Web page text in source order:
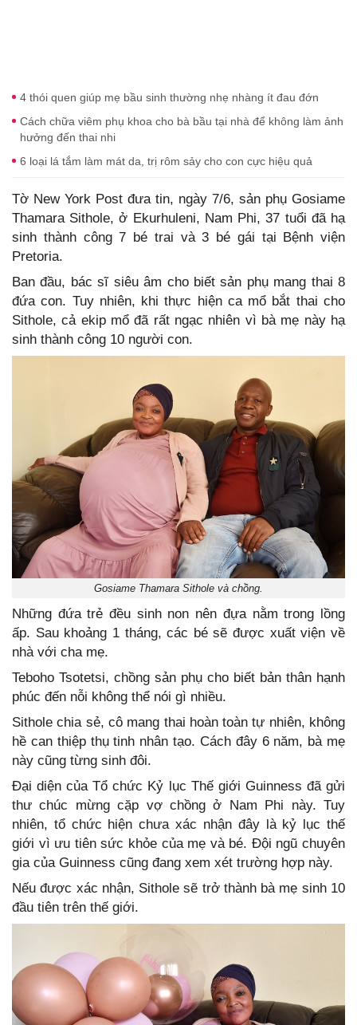
4 thói quen giúp mẹ bầu sinh thường nhẹ nhàng ít đau đớn
Cách chữa viêm phụ khoa cho bà bầu tại nhà để không làm ảnh
hưởng đến thai nhi
6 loại lá tắm làm mát da, trị rôm sảy cho con cực hiệu quả
Tờ New York Post đưa tin, ngày 7/6, sản phụ Gosiame
Thamara Sithole, ở Ekurhuleni, Nam Phi, 37 tuổi đã hạ
sinh thành công 7 bé trai và 3 bé gái tại Bệnh viện
Pretoria.
Ban đầu, bác sĩ siêu âm cho biết sản phụ mang thai 8
đứa con. Tuy nhiên, khi thực hiện ca mổ bắt thai cho
Sithole, cả ekip mổ đã rất ngạc nhiên vì bà mẹ này hạ
sinh thành công 10 người con.
Gosiame Thamara Sithole và chồng.
Những đứa trẻ đều sinh non nên đựa nằm trong lồng
ấp. Sau khoảng 1 tháng, các bé sẽ được xuất viện về
nhà với cha mẹ.
Teboho Tsotetsi, chồng sản phụ cho biết bản thân hạnh
phúc đến nỗi không thể nói gì nhiều.
Sithole chia sẻ, cô mang thai hoàn toàn tự nhiên, không
hề can thiệp thụ tinh nhân tạo. Cách đây 6 năm, bà mẹ
này cũng từng sinh đôi.
Đại diện của Tổ chức Kỷ lục Thế giới Guinness đã gửi
thư chúc mừng cặp vợ chồng ở Nam Phi này. Tuy
nhiên, tổ chức hiện chưa xác nhận đây là kỷ lục thế
giới vì ưu tiên sức khỏe của mẹ và bé. Đội ngũ chuyên
gia của Guinness cũng đang xem xét trường hợp này.
Nếu được xác nhận, Sithole sẽ trở thành bà mẹ sinh 10
đầu tiên trên thế giới.